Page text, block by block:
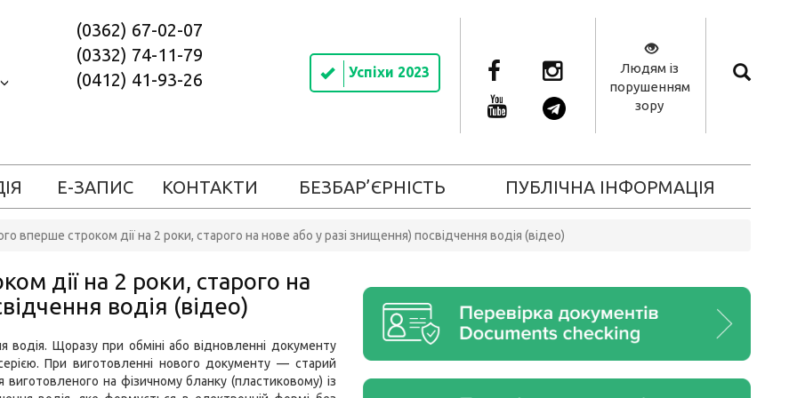
(0362) 67-02-07
(0332) 74-11-79
(0412) 41-93-26
Успіхи 2023
Людям із
порушенням
зору
Е-ЗАПИС КОНТАКТИ БЕЗБАР’ЄРНІСТЬ ПУБЛІЧНА ІНФОРМАЦІЯ
вперше строком дії на 2 роки, старого на нове або у разі знищення) посвідчення водія (відео)
дії на 2 роки, старого на
водія (відео)
Щоразу при обміні або відновленні документу
При виготовленні нового документу — старий
на фізичному бланку (пластиковому) із